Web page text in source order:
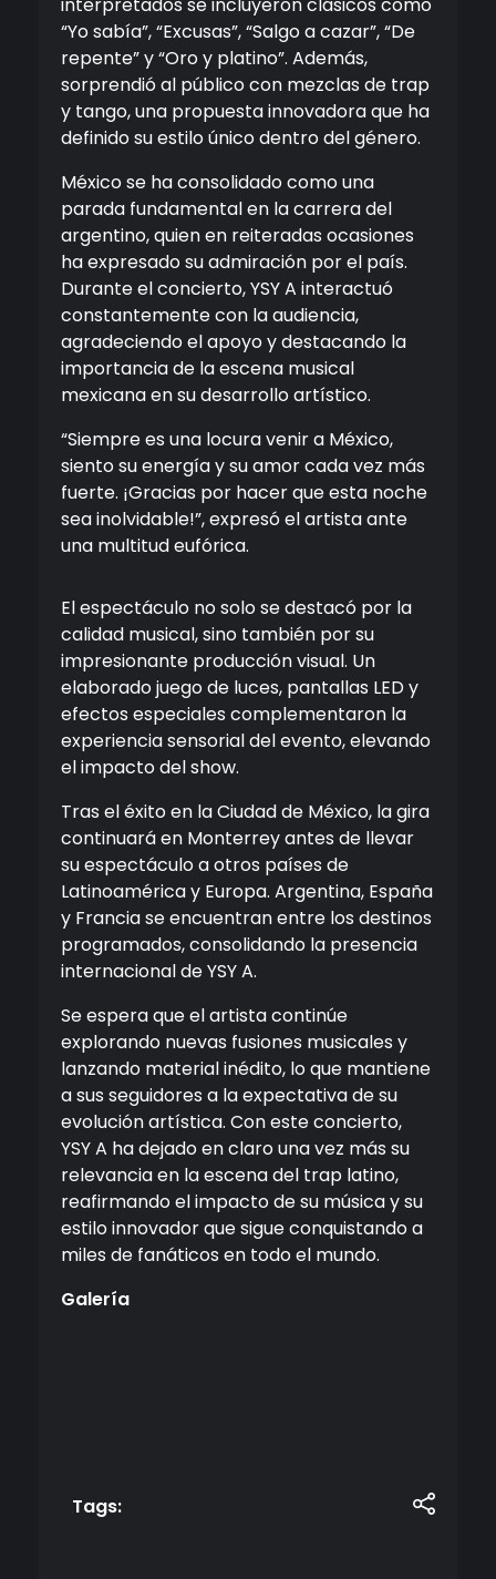
interpretados se incluyeron clásicos como
“Yo sabía”, “Excusas”, “Salgo a cazar”, “De
repente” y “Oro y platino”. Además,
sorprendió al público con mezclas de trap
y tango, una propuesta innovadora que ha
definido su estilo único dentro del género.
México se ha consolidado como una
parada fundamental en la carrera del
argentino, quien en reiteradas ocasiones
ha expresado su admiración por el país.
Durante el concierto, YSY A interactuó
constantemente con la audiencia,
agradeciendo el apoyo y destacando la
importancia de la escena musical
mexicana en su desarrollo artístico.
“Siempre es una locura venir a México,
siento su energía y su amor cada vez más
fuerte. ¡Gracias por hacer que esta noche
sea inolvidable!”, expresó el artista ante
una multitud eufórica.
El espectáculo no solo se destacó por la
calidad musical, sino también por su
impresionante producción visual. Un
elaborado juego de luces, pantallas LED y
efectos especiales complementaron la
experiencia sensorial del evento, elevando
el impacto del show.
Tras el éxito en la Ciudad de México, la gira
continuará en Monterrey antes de llevar
su espectáculo a otros países de
Latinoamérica y Europa. Argentina, España
y Francia se encuentran entre los destinos
programados, consolidando la presencia
internacional de YSY A.
Se espera que el artista continúe
explorando nuevas fusiones musicales y
lanzando material inédito, lo que mantiene
a sus seguidores a la expectativa de su
evolución artística. Con este concierto,
YSY A ha dejado en claro una vez más su
relevancia en la escena del trap latino,
reafirmando el impacto de su música y su
estilo innovador que sigue conquistando a
miles de fanáticos en todo el mundo.
Galería
Tags: